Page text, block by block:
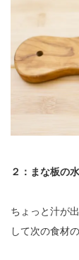
２：まな板の
ちょっと汁が
して次の食材